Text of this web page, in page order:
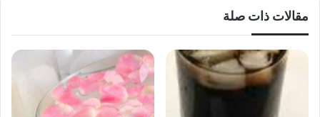
مقالات ذات صلة